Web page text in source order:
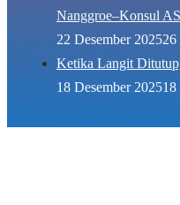
Nanggroe–Konsul
22 Desember 202526
Ketika Langit
18 Desember 202518